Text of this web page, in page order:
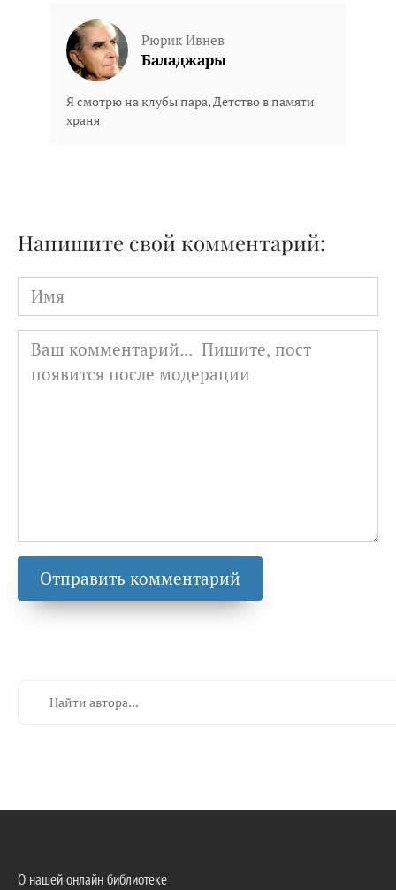
Рюрик Ивнев
Баладжары
Я смотрю на клубы пара, Детство в памяти
храня
Напишите свой комментарий:
Имя
О нашей онлайн библиотеке